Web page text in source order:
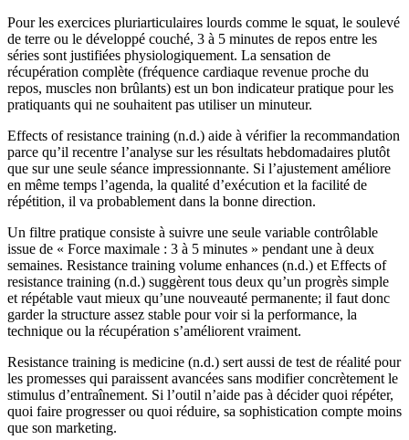
Pour les exercices pluriarticulaires lourds comme le squat, le soulevé
de terre ou le développé couché, 3 à 5 minutes de repos entre les
séries sont justifiées physiologiquement. La sensation de
récupération complète (fréquence cardiaque revenue proche du
repos, muscles non brûlants) est un bon indicateur pratique pour les
pratiquants qui ne souhaitent pas utiliser un minuteur.
Effects of resistance training (n.d.) aide à vérifier la recommandation
parce qu’il recentre l’analyse sur les résultats hebdomadaires plutôt
que sur une seule séance impressionnante. Si l’ajustement améliore
en même temps l’agenda, la qualité d’exécution et la facilité de
répétition, il va probablement dans la bonne direction.
Un filtre pratique consiste à suivre une seule variable contrôlable
issue de « Force maximale : 3 à 5 minutes » pendant une à deux
semaines. Resistance training volume enhances (n.d.) et Effects of
resistance training (n.d.) suggèrent tous deux qu’un progrès simple
et répétable vaut mieux qu’une nouveauté permanente; il faut donc
garder la structure assez stable pour voir si la performance, la
technique ou la récupération s’améliorent vraiment.
Resistance training is medicine (n.d.) sert aussi de test de réalité pour
les promesses qui paraissent avancées sans modifier concrètement le
stimulus d’entraînement. Si l’outil n’aide pas à décider quoi répéter,
quoi faire progresser ou quoi réduire, sa sophistication compte moins
que son marketing.